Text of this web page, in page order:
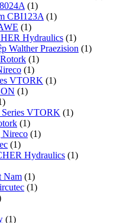
(1)
CBI123A (1)
(1)
Hydraulics (1)
Walther Praezision (1)
(1)
(1)
VTORK (1)
(1)
VTORK (1)
(1)
Nireco (1)
(1)
Hydraulics (1)
Nam (1)
(1)
(1)